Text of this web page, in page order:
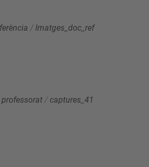
/ Imatges_doc_ref
professorat / captures_41